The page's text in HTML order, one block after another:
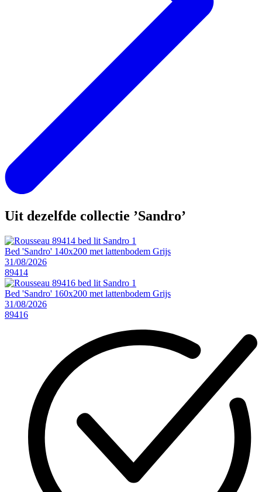
Uit dezelfde collectie ’Sandro’
Bed 'Sandro' 140x200 met lattenbodem Grijs
31/08/2026
89414
Bed 'Sandro' 160x200 met lattenbodem Grijs
31/08/2026
89416